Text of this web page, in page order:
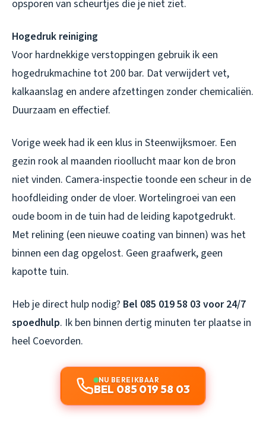
opsporen van scheurtjes die je niet ziet.
Hogedruk reiniging
Voor hardnekkige verstoppingen gebruik ik een
hogedrukmachine tot 200 bar. Dat verwijdert vet,
kalkaanslag en andere afzettingen zonder chemicaliën.
Duurzaam en effectief.
Vorige week had ik een klus in Steenwijksmoer. Een
gezin rook al maanden rioollucht maar kon de bron
niet vinden. Camera-inspectie toonde een scheur in de
hoofdleiding onder de vloer. Wortelingroei van een
oude boom in de tuin had de leiding kapotgedrukt.
Met relining (een nieuwe coating van binnen) was het
binnen een dag opgelost. Geen graafwerk, geen
kapotte tuin.
Heb je direct hulp nodig? Bel 085 019 58 03 voor 24/7
spoedhulp. Ik ben binnen dertig minuten ter plaatse in
heel Coevorden.
NU BEREIKBAAR
BEL 085 019 58 03